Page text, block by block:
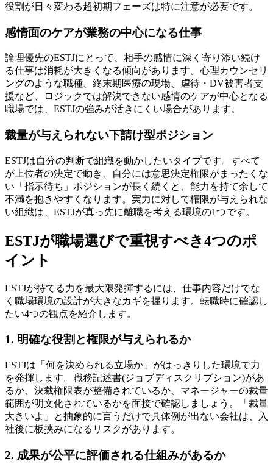
役割が日々変わる超初期フェーズは特に注意が必要です。
感情面のケアが業務の中心になる仕事
論理優先のESTJにとって、相手の感情に深く寄り添い続け
る仕事は消耗が大きくなる傾向があります。心理カウンセリ
ングのような職種、終末期医療の現場、虐待・DV被害者支
援など、ロジックでは解決できない感情のケアが中心となる
職場では、ESTJの強みが活きにくい場合があります。
裁量が与えられない下請け型ポジション
ESTJは自分の判断で組織を動かしたいタイプです。すべて
が上位者の決定で動き、自分には意思決定権限がまったくな
い「指示待ち」ポジションが長く続くと、能力を持て余して
不満を抱きやすくなります。実力に対して権限が与えられな
い組織は、ESTJが真っ先に離職を考える環境の1つです。
ESTJが職場選びで重視すべき4つのポ
イント
ESTJが持てる力を最大限発揮するには、仕事内容だけでな
く職場環境の設計が大きなカギを握ります。転職時に確認し
たい4つの観点を紹介します。
1. 明確な役割と権限が与えられるか
ESTJは「何を決められる立場か」がはっきりした環境で力
を発揮します。職務記述書(ジョブディスクリプション)があ
るか、決裁権限表が整備されているか、マネージャーの裁量
範囲が明文化されているかを面接で確認しましょう。「裁量
大きいよ」と抽象的に言うだけで具体例が出ない会社は、入
社後に板挟みになるリスクがあります。
2. 成果が公平に評価される仕組みがあるか